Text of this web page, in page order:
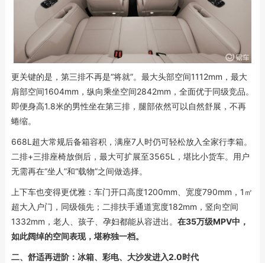
更关键的是，第三排不再是“将就”。最大头部空间1112mm，最大
肩部空间1604mm，纵向乘坐空间2842mm，全面优于同级竞品。
即便身高1.8米的男性坐在第三排，腿部依然可以自然舒展，不再
蜷缩。
668L超大常规后备箱容积，满座7人时仍可轻松放入全家行李箱。
二排+三排座椅放倒后，最大可扩展至3565L，堪比小货车。用户
无需再在“坐人”和“载物”之间做选择。
上下车也变得更优雅：车门开口高度1200mm、宽度790mm，1㎡
超大入户门，同级领先；二排扶手通道宽度182mm，竖向空间
1332mm，老人、孩子、孕妇都能从容进出。 在35万级MPV中，
如此阔绰的空间表现，堪称独一档。
二、舒适再进阶：冰箱、彩电、大沙发进入2.0时代